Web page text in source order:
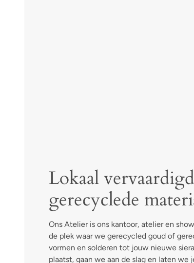
Lokaal
gerecyclede
Ons Atelier is ons kantoor, atelier en
de plek waar we gerecycled goud of
vormen en solderen tot jouw nieuwe
plaatst, gaan we aan de slag en laten we